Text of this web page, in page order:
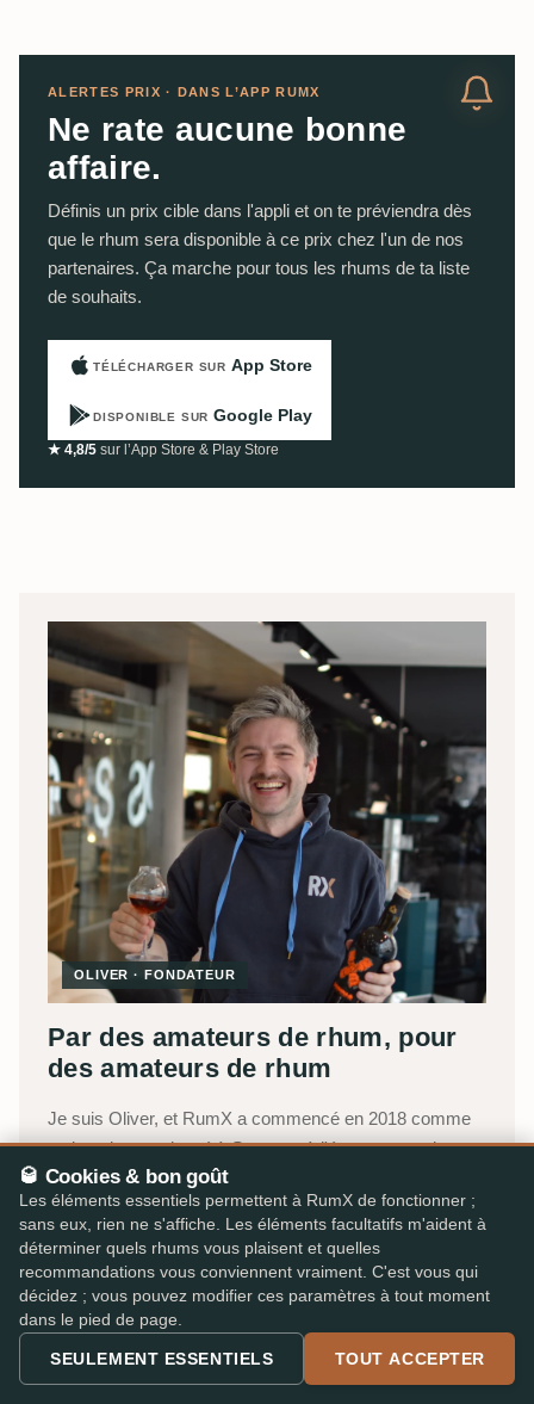
ALERTES PRIX · DANS L’APP RUMX
Ne rate aucune bonne
affaire.
Définis un prix cible dans l'appli et on te préviendra dès
que le rhum sera disponible à ce prix chez l'un de nos
partenaires. Ça marche pour tous les rhums de ta liste
de souhaits.
TÉLÉCHARGER SUR App Store
DISPONIBLE SUR Google Play
★ 4,8/5 sur l’App Store & Play Store
OLIVER · FONDATEUR
Par des amateurs de rhum, pour
des amateurs de rhum
Je suis Oliver, et RumX a commencé en 2018 comme
petit projet passionné à Stuttgart, à l'époque sous le nom
deRum Tasting Notes.
Ce qui a commencé comme mon carnet de dégustation
numérique est aujourd'hui la plateforme la plus complète
au monde pour les amateurs de rhum, portée aujourd'hui
par une petite équipe avec Jakob, Lukas et Katharina,
l'intelligence collective de notre communauté avec une
🥃 Cookies & bon goût
Les éléments essentiels permettent à RumX de fonctionner ;
sans eux, rien ne s'affiche. Les éléments facultatifs m'aident à
déterminer quels rhums vous plaisent et quelles
recommandations vous conviennent vraiment. C'est vous qui
décidez ; vous pouvez modifier ces paramètres à tout moment
dans le pied de page.
SEULEMENT ESSENTIELS TOUT ACCEPTER